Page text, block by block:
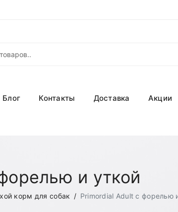
Блог Контакты Доставка Акции
и уткой
корм для собак Primordial Adult с форелью